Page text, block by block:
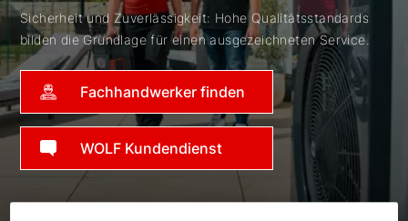
Sicherheit und Zuverlässigkeit: Hohe Qualitätsstandards
bilden die Grundlage für einen ausgezeichneten Service.
Fachhandwerker finden
WOLF Kundendienst